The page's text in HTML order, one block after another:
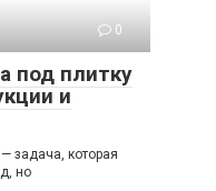
0
под плитку
и
задача, которая
но